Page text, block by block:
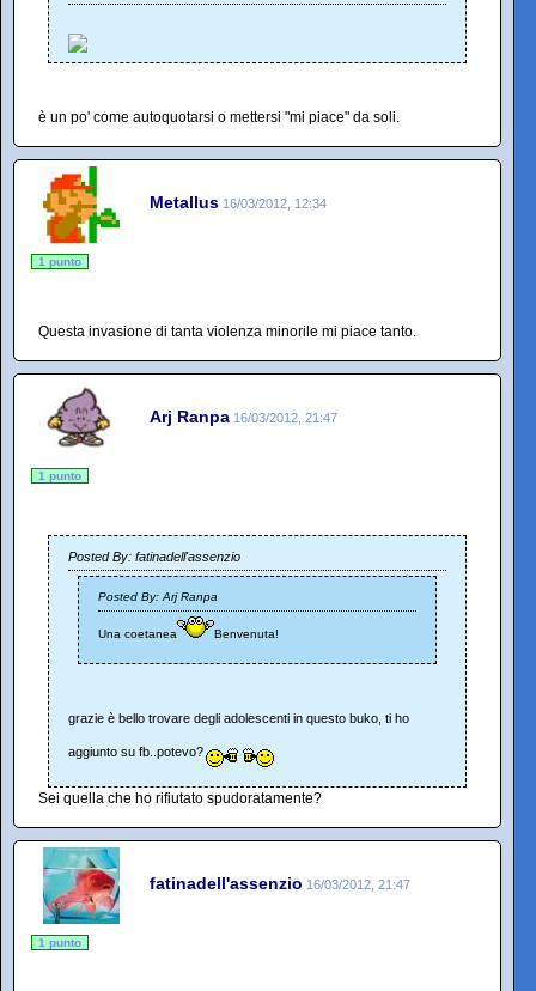
è un po' come autoquotarsi o mettersi "mi piace" da soli.
Metallus 16/03/2012, 12:34
1 punto
Questa invasione di tanta violenza minorile mi piace tanto.
Arj Ranpa 16/03/2012, 21:47
1 punto
Posted By: fatinadell'assenzio
Posted By: Arj Ranpa
Una coetanea Benvenuta!
grazie è bello trovare degli adolescenti in questo buko, ti ho
aggiunto su fb..potevo?
Sei quella che ho rifiutato spudoratamente?
fatinadell'assenzio 16/03/2012, 21:47
1 punto